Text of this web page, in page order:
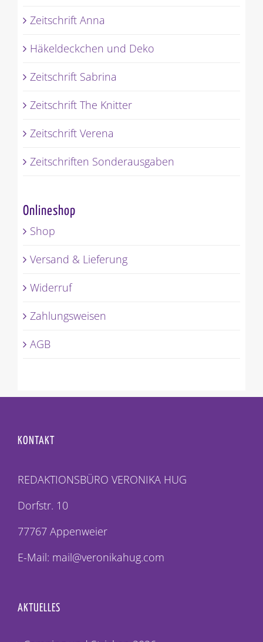
Zeitschrift Anna
Häkeldeckchen und Deko
Zeitschrift Sabrina
Zeitschrift The Knitter
Zeitschrift Verena
Zeitschriften Sonderausgaben
Onlineshop
Shop
Versand & Lieferung
Widerruf
Zahlungsweisen
AGB
KONTAKT
REDAKTIONSBÜRO VERONIKA HUG
Dorfstr. 10
77767 Appenweier
E-Mail: mail@veronikahug.com
AKTUELLES